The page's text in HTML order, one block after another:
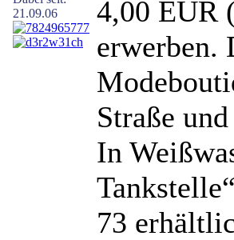
21.09.06
4,00 EUR
erwerben.
Straße
In
73